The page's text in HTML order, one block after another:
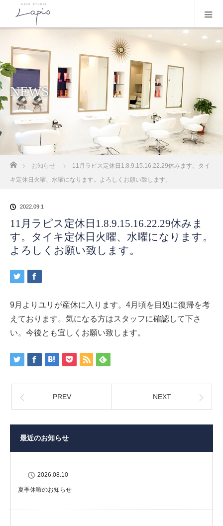
NEWS
ホーム
お知らせ
11月ラピス定休日1.8.9.15.16.22.29休みます。タイ
キ定休日火曜、水曜になります。よろしくお願い致します。
2022.09.1
11月ラピス定休日1.8.9.15.16.22.29休みま
す。タイキ定休日火曜、水曜になります。
よろしくお願い致します。
9月よりユリが産休に入ります。4月頃を目処に復帰を考
えております。気になる方はスタッフに確認して下さ
い。今後とも宜しくお願い致します。
PREV NEXT
最近のお知らせ
2026.08.10
夏季休暇のお知らせ